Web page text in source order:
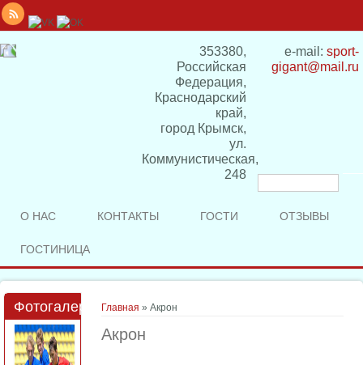
353380,
Российская
Федерация,
Краснодарский
край,
город Крымск,
ул.
Коммунистическая,
248
e-mail: sport-
gigant@mail.ru
поиска
О НАС КОНТАКТЫ ГОСТИ ОТЗЫВЫ
ГОСТИНИЦА
Вы здесь
Главная » Акрон
Акрон
Фотогалерея